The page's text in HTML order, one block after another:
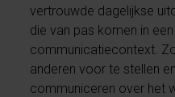
vertrouwde dagelijkse
die van pas komen in
communicatiecontext.
anderen voor te stellen
communiceren over het